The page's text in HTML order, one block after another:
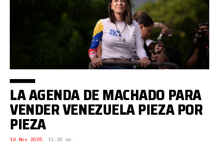
LA AGENDA DE MACHADO PARA
VENDER VENEZUELA PIEZA POR
PIEZA
19 Nov 2025, 11:20 am.